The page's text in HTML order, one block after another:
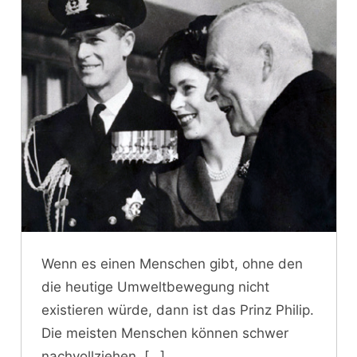
Wenn es einen Menschen gibt, ohne den
die heutige Umweltbewegung nicht
existieren würde, dann ist das Prinz Philip.
Die meisten Menschen können schwer